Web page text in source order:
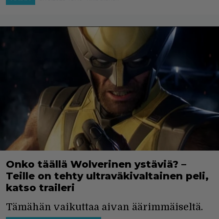
Onko täällä Wolverinen ystäviä? –
Teille on tehty ultraväkivaltainen peli,
katso traileri
Tämähän vaikuttaa aivan äärimmäiseltä.